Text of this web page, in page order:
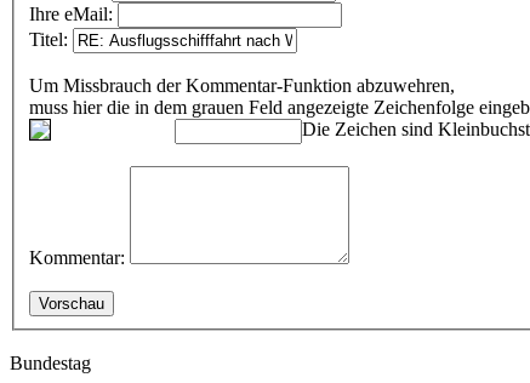
Ihre eMail:
Titel:
Um Missbrauch der Kommentar-Funktion abzuwehren,
muss hier die in dem grauen Feld angezeigte Zeichenfolge
Die Zeichen sind
Kommentar:
Bundestag